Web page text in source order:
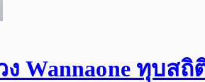
Wannaone ทุบส